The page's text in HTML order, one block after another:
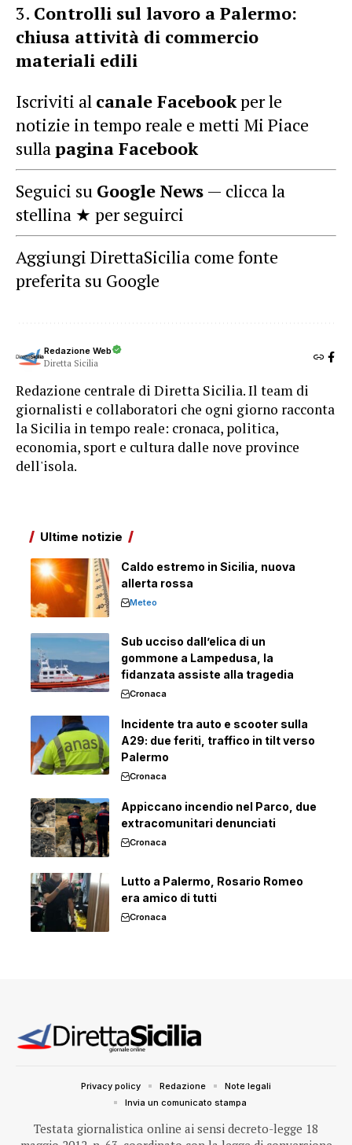
Controlli sul lavoro a Palermo:
chiusa attività di commercio
materiali edili
Iscriviti al canale Facebookper le
notizie in tempo reale e metti Mi Piace
sullapagina Facebook
Seguici su Google News — clicca la
stellina ★ per seguirci
Aggiungi DirettaSicilia come fonte
preferita su Google
Redazione Web
Diretta Sicilia
Redazione centrale di Diretta Sicilia. Il team di
giornalisti e collaboratori che ogni giorno racconta
la Sicilia in tempo reale: cronaca, politica,
economia, sport e cultura dalle nove province
dell'isola.
Ultime notizie
Caldo estremo in Sicilia, nuova
allerta rossa
Meteo
Sub ucciso dall’elica di un
gommone a Lampedusa, la
fidanzata assiste alla tragedia
Cronaca
Incidente tra auto e scooter sulla
A29: due feriti, traffico in tilt verso
Palermo
Cronaca
Appiccano incendio nel Parco, due
extracomunitari denunciati
Cronaca
Lutto a Palermo, Rosario Romeo
era amico di tutti
Cronaca
Testata giornalistica online ai sensi decreto-legge 18
Privacy policy Redazione
Note legali
Invia un comunicato stampa